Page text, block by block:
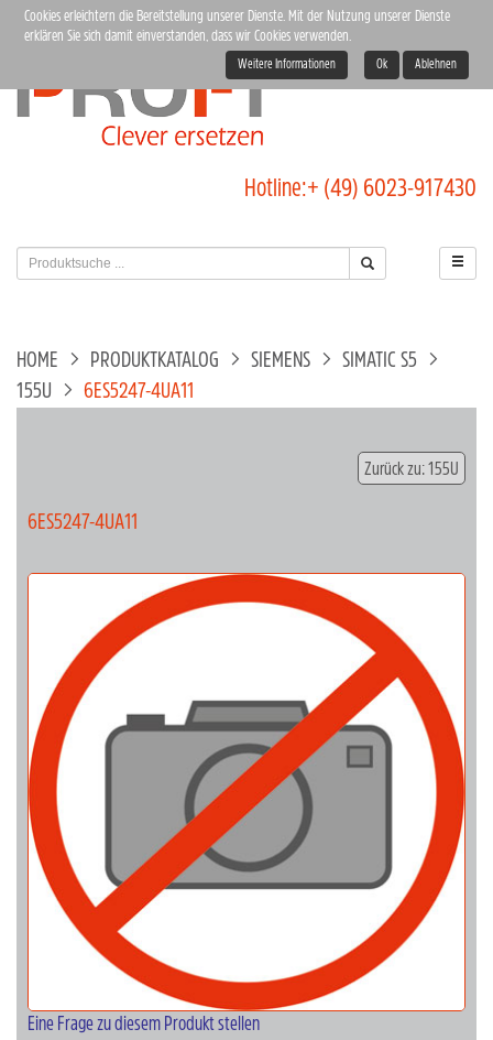
Hotline:+ (49) 6023-917430
HOME PRODUKTKATALOG SIEMENS
SIMATIC S5
155U
6ES5247-4UA11
Zurück zu: 155U
6ES5247-4UA11
Eine Frage zu diesem Produkt stellen
Cookies erleichtern die Bereitstellung unserer Dienste. Mit der Nutzung unserer Dienste
erklären Sie sich damit einverstanden, dass wir Cookies verwenden.
Weitere Informationen Ok Ablehnen